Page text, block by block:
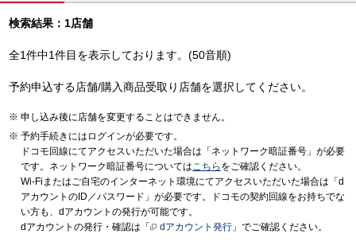
検索結果：1店舗
全1件中1件目を表示しております。(50音順)
予約申込する店舗/購入商品受取り店舗を選択してください。
申し込み後に店舗を変更することはできません。
予約手続きにはログインが必要です。
ドコモ回線にてアクセスいただいた場合は「ネットワーク暗証番号」が必要
です。ネットワーク暗証番号についてはこちら をご確認ください。
Wi-Fiまたはご自宅のインターネット環境にてアクセスいただいた場合は「d
アカウントのID／パスワード」が必要です。ドコモの契約回線をお持ちでな
い方も、dアカウントの発行が可能です。
dアカウントの発行・確認は「
dアカウント発行 」でご確認ください。